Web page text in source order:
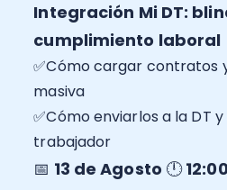
Remuneraciones
Factura y
Control de asistencia
PYMEs
Alianzas
Instituciones
Recomendador de
Promociones del mes
Recursos
Asiento
Seminarios
Integración Mi DT:
cumplimiento laboral
✅Cómo cargar contratos
masiva
✅Cómo enviarlos a la DT
trabajador
📅 13 de Agosto 🕛